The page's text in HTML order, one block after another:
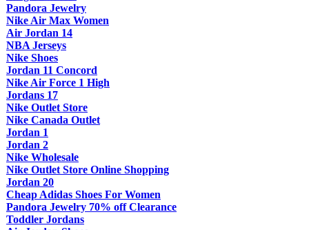
Pandora Jewelry
Nike Air Max Women
Air Jordan 14
NBA Jerseys
Nike Shoes
Jordan 11 Concord
Nike Air Force 1 High
Jordans 17
Nike Outlet Store
Nike Canada Outlet
Jordan 1
Jordan 2
Nike Wholesale
Nike Outlet Store Online Shopping
Jordan 20
Cheap Adidas Shoes For Women
Pandora Jewelry 70% off Clearance
Toddler Jordans